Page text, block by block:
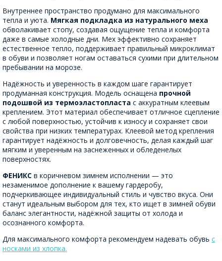
Внутреннее пространство продумано для максимального
тепла и уюта. Мягкая подкладка из натурального меха
обволакивает стопу, создавая ощущение тепла и комфорта
даже в самые холодные дни. Мех эффективно сохраняет
естественное тепло, поддерживает правильный микроклимат
в обуви и позволяет ногам оставаться сухими при длительном
пребывании на морозе.
Надёжность и уверенность в каждом шаге гарантирует
продуманная конструкция. Модель оснащена прочной
подошвой из термоэластопласта с аккуратным клеевым
креплением. Этот материал обеспечивает отличное сцепление
с любой поверхностью, устойчив к износу и сохраняет свои
свойства при низких температурах. Клеевой метод крепления
гарантирует надёжность и долговечность, делая каждый шаг
мягким и уверенным на заснеженных и обледенелых
поверхностях.
ФЕНИКС в коричневом зимнем исполнении — это
незаменимое дополнение к вашему гардеробу,
подчеркивающее индивидуальный стиль и чувство вкуса. Они
станут идеальным выбором для тех, кто ищет в зимней обуви
баланс элегантности, надёжной защиты от холода и
осознанного комфорта.
Для максимального комфорта рекомендуем надевать обувь с
носками из хлопка.